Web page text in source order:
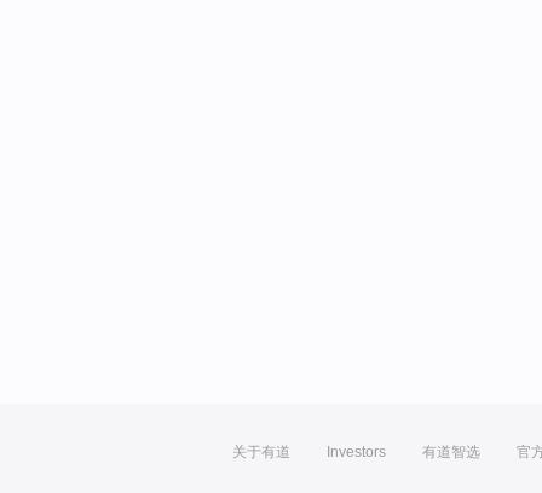
关于有道 Investors 有道智选 官